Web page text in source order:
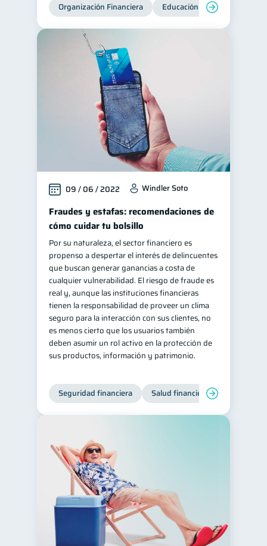
Organización Financiera Educación financiera
09 / 06 / 2022 Windler Soto
Fraudes y estafas: recomendaciones de
cómo cuidar tu bolsillo
Por su naturaleza, el sector financiero es
propenso a despertar el interés de delincuentes
que buscan generar ganancias a costa de
cualquier vulnerabilidad. El riesgo de fraude es
real y, aunque las instituciones financieras
tienen la responsabilidad de proveer un clima
seguro para la interacción con sus clientes, no
es menos cierto que los usuarios también
deben asumir un rol activo en la protección de
sus productos, información y patrimonio.
Seguridad financiera Salud financiera